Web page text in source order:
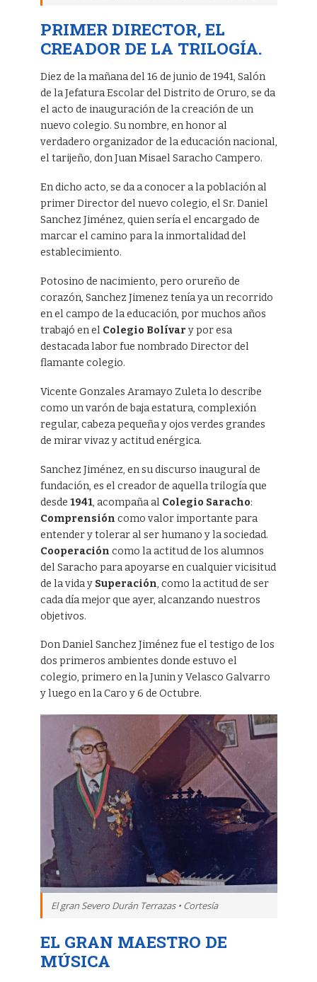
PRIMER DIRECTOR, EL
CREADOR DE LA TRILOGÍA.
Diez de la mañana del 16 de junio de 1941, Salón
de la Jefatura Escolar del Distrito de Oruro, se da
el acto de inauguración de la creación de un
nuevo colegio. Su nombre, en honor al
verdadero organizador de la educación nacional,
el tarijeño, don Juan Misael Saracho Campero.
En dicho acto, se da a conocer a la población al
primer Director del nuevo colegio, el Sr. Daniel
Sanchez Jiménez, quien sería el encargado de
marcar el camino para la inmortalidad del
establecimiento.
Potosino de nacimiento, pero orureño de
corazón, Sanchez Jimenez tenía ya un recorrido
en el campo de la educación, por muchos años
trabajó en el Colegio Bolívar y por esa
destacada labor fue nombrado Director del
flamante colegio.
Vicente Gonzales Aramayo Zuleta lo describe
como un varón de baja estatura, complexión
regular, cabeza pequeña y ojos verdes grandes
de mirar vivaz y actitud enérgica.
Sanchez Jiménez, en su discurso inaugural de
fundación, es el creador de aquella trilogía que
desde 1941, acompaña al Colegio Saracho:
Comprensión como valor importante para
entender y tolerar al ser humano y la sociedad.
Cooperación como la actitud de los alumnos
del Saracho para apoyarse en cualquier vicisitud
de la vida y Superación, como la actitud de ser
cada día mejor que ayer, alcanzando nuestros
objetivos.
Don Daniel Sanchez Jiménez fue el testigo de los
dos primeros ambientes donde estuvo el
colegio, primero en la Junin y Velasco Galvarro
y luego en la Caro y 6 de Octubre.
El gran Severo Durán Terrazas • Cortesía
EL GRAN MAESTRO DE
MÚSICA